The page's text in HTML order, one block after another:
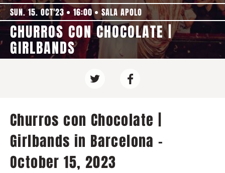
SUN. 15. OCT'23 16:00 SALA APOLO
CHURROS CON CHOCOLATE |
GIRLBANDS
Churros con Chocolate |
Girlbands in Barcelona -
October 15, 2023